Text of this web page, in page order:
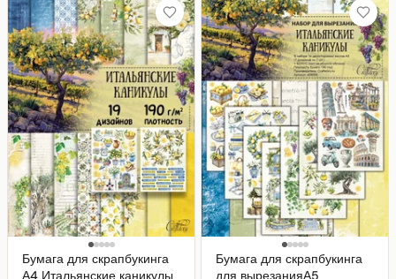
Бумага для скрапбукинга
А4 Итальянские каникулы
Бумага для скрапбукинга
для вырезанияА5